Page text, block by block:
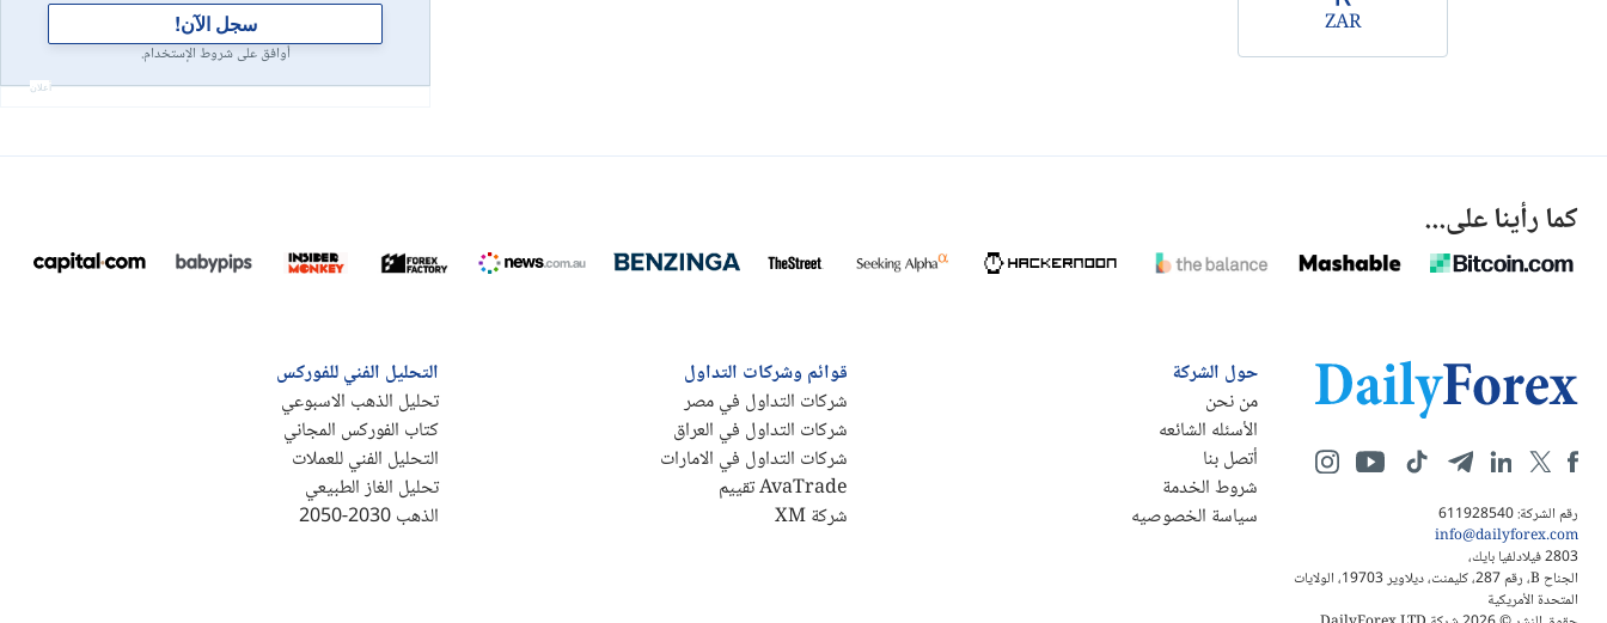
ZAR سجل الآن!
أوافق على شروط الإستخدام.
أعلان
كما رأينا على...
رقم الشركة: 611928540
info@dailyforex.com
2803 فيلادلفيا بايك،
الجناح B، رقم 287، كليمنت، ديلاوير 19703، الولايات
المتحدة الأمريكية
حول الشركة
من نحن
الأسئله الشائعه
أتصل بنا
شروط الخدمة
سياسة الخصوصيه
قوائم وشركات التداول
شركات التداول في مصر
شركات التداول في العراق
شركات التداول في الامارات
AvaTrade تقييم
شركة XM
التحليل الفني للفوركس
تحليل الذهب الاسبوعي
كتاب الفوركس المجاني
التحليل الفني للعملات
تحليل الغاز الطبيعي
الذهب 2030-2050